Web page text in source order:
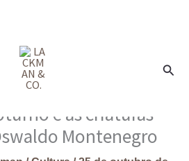
e as criaturas
Montenegro